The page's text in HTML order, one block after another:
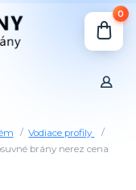
0
Vodiace profily
brány nerez cena